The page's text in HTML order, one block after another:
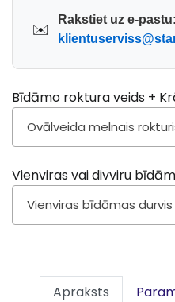
✉️
Rakstiet uz e-pastu:
Bīdāmo roktura veids +
Ovālveida melnais
Vienviras vai divviru
Vienviras bīdāmas durvis
Apraksts